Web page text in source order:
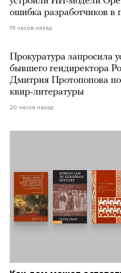
ошибка разработчиков в
19 часов назад
Прокуратура запросила
бывшего гендиректора
Дмитрия Протопопова
квир-литературы
20 часов назад